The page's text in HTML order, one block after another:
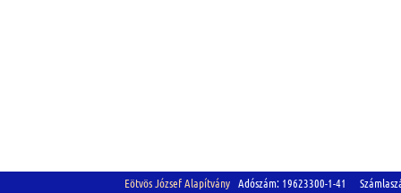
Eötvös József Alapítvány Adószám: 19623300-1-41